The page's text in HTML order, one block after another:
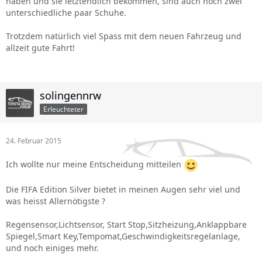
unterschiedliche paar Schuhe.
Trotzdem natürlich viel Spass mit dem neuen Fahrzeug und
allzeit gute Fahrt!
solingennrw
Erleuchteter
24. Februar 2015
Ich wollte nur meine Entscheidung mitteilen
Die FIFA Edition Silver bietet in meinen Augen sehr viel und
was heisst Allernötigste ?
Regensensor,Lichtsensor, Start Stop,Sitzheizung,Anklappbare
Spiegel,Smart Key,Tempomat,Geschwindigkeitsregelanlage,
und noch einiges mehr.